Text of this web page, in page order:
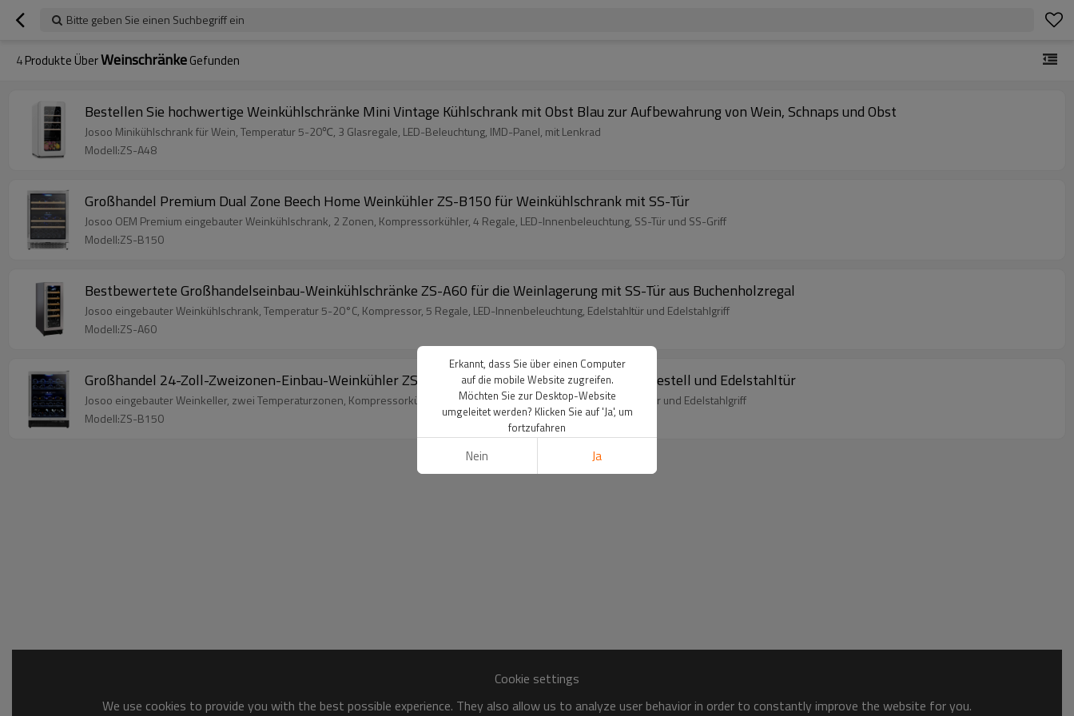
Bitte geben Sie einen Suchbegriff ein
4Produkte ÜberWeinschränkeGefunden
Bestellen Sie hochwertige Weinkühlschränke Mini Vintage Kühlschrank mit Obst Blau zur Aufbewahrung von Wein, Schnaps und Obst
Josoo Minikühlschrank für Wein, Temperatur 5-20℃, 3 Glasregale, LED-Beleuchtung, IMD-Panel, mit Lenkrad
Modell:ZS-A48
Großhandel Premium Dual Zone Beech Home Weinkühler ZS-B150 für Weinkühlschrank mit SS-Tür
Josoo OEM Premium eingebauter Weinkühlschrank, 2 Zonen, Kompressorkühler, 4 Regale, LED-Innenbeleuchtung, SS-Tür und SS-Griff
Modell:ZS-B150
Bestbewertete Großhandelseinbau-Weinkühlschränke ZS-A60 für die Weinlagerung mit SS-Tür aus Buchenholzregal
Josoo eingebauter Weinkühlschrank, Temperatur 5-20°C, Kompressor, 5 Regale, LED-Innenbeleuchtung, Edelstahltür und Edelstahlgriff
Modell:ZS-A60
Großhandel 24-Zoll-Zweizonen-Einbau-Weinkühler ZS-B150 für die Weinlagerung mit Drahtgestell und Edelstahltür
Josoo eingebauter Weinkeller, zwei Temperaturzonen, Kompressorkühler, 4 Regale, LED-Innenbeleuchtung, Edelstahltür und Edelstahlgriff
Modell:ZS-B150
Cookie settings
We use cookies to provide you with the best possible experience. They also allow us to analyze user behavior in order to constantly improve the website for you.
Erkannt, dass Sie über einen Computer
auf die mobile Website zugreifen.
Möchten Sie zur Desktop-Website
umgeleitet werden? Klicken Sie auf 'Ja', um
fortzufahren
Nein Ja